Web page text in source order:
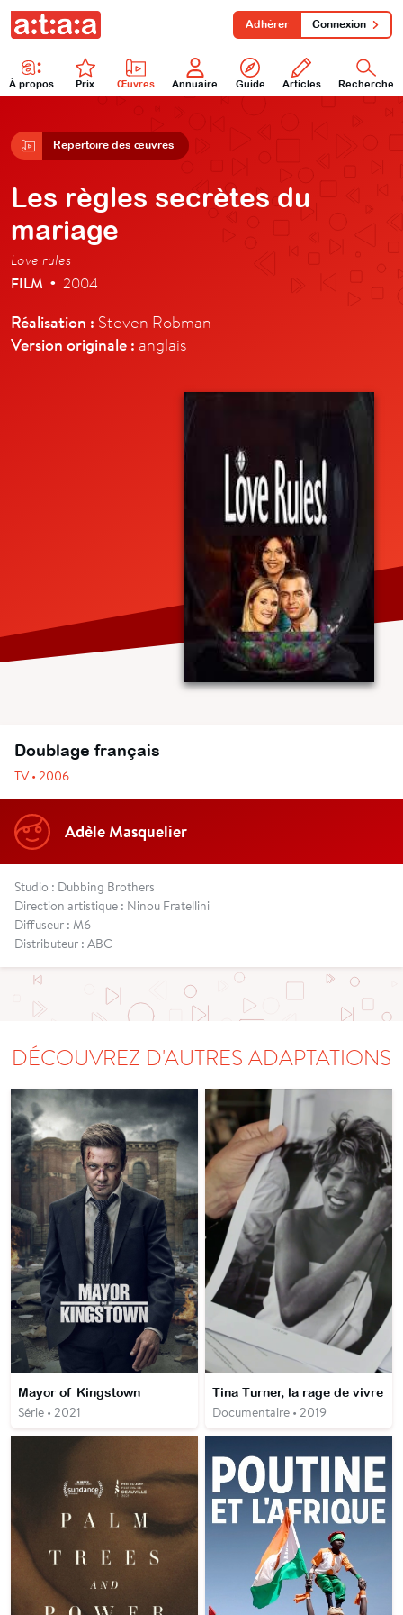
À propos Prix Œuvres Annuaire Guide Articles Recherche
Adhérer Connexion
Répertoire des œuvres
Les règles secrètes du
mariage
Love rules
FILM • 2004
Réalisation : Steven Robman
Version originale : anglais
Doublage français
TV • 2006
Adèle Masquelier
Studio : Dubbing Brothers
Direction artistique : Ninou Fratellini
Diffuseur : M6
Distributeur : ABC
DÉCOUVREZ D'AUTRES ADAPTATIONS
Mayor of Kingstown
Série • 2021
Tina Turner, la rage de vivre
Documentaire • 2019